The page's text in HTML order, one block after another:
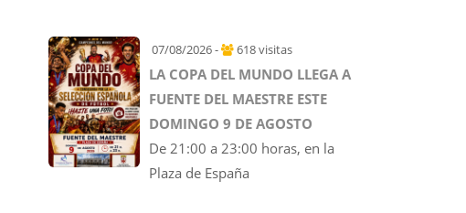
07/08/2026 - 618 visitas
LA COPA DEL MUNDO LLEGA A
FUENTE DEL MAESTRE ESTE
DOMINGO 9 DE AGOSTO
De 21:00 a 23:00 horas, en la
Plaza de España